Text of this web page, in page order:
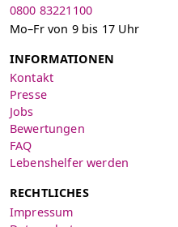
0800 83221100
Mo–Fr von 9 bis 17 Uhr
INFORMATIONEN
Kontakt
Presse
Jobs
Bewertungen
FAQ
Lebenshelfer werden
RECHTLICHES
Impressum